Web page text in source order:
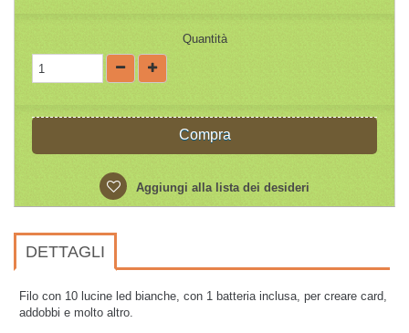
Quantità
Compra
Aggiungi alla lista dei desideri
DETTAGLI
Filo con 10 lucine led bianche, con 1 batteria inclusa, per creare card,
addobbi e molto altro.